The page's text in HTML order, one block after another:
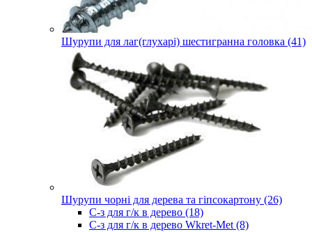
Шурупи для лаг(глухарі) шестигранна головка (41)
Шурупи чорні для дерева та гіпсокартону (26)
С-з для г/к в дерево (18)
С-з для г/к в дерево Wkret-Met (8)